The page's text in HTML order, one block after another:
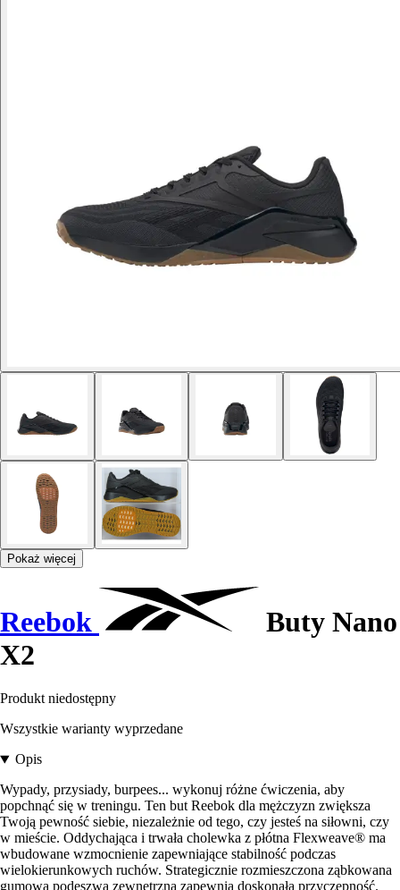
Pokaż więcej
Reebok
Buty Nano
X2
Produkt niedostępny
Wszystkie warianty wyprzedane
Opis
Wypady, przysiady, burpees... wykonuj różne ćwiczenia, aby
popchnąć się w treningu. Ten but Reebok dla mężczyzn zwiększa
Twoją pewność siebie, niezależnie od tego, czy jesteś na siłowni, czy
w mieście. Oddychająca i trwała cholewka z płótna Flexweave® ma
wbudowane wzmocnienie zapewniające stabilność podczas
wielokierunkowych ruchów. Strategicznie rozmieszczona ząbkowana
gumowa podeszwa zewnętrzna zapewnia doskonałą przyczepność.